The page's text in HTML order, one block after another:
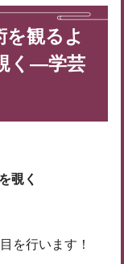
を観るよ
く―学芸
覗く
を行います！